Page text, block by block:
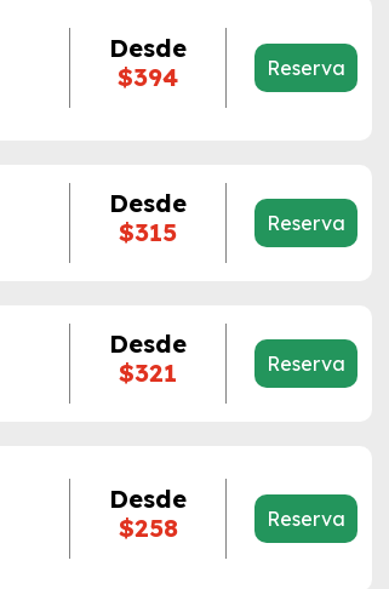
Desde
$394
Reserva
Desde
$315
Reserva
Desde
$321
Reserva
Desde
$258
Reserva